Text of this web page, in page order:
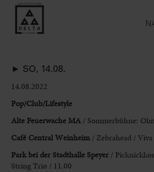
► SO, 14.08.
14.08.2022
Pop/Club/Lifestyle
Alte Feuerwache MA / Sommerbühne:
Café Central Weinheim / Zebrahead /
Parkbei der Stadthalle Speyer /
String Trio / 11.00